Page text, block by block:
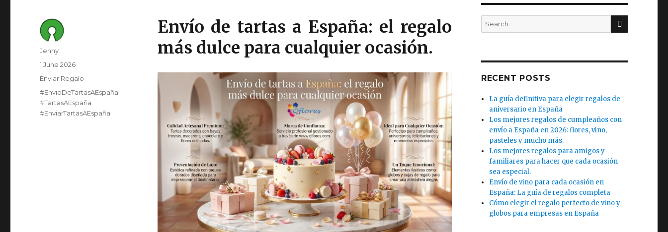
Envío de tartas a España: el regalo
más dulce para cualquier ocasión.
Author
Jenny
Posted
on
1 June 2026
Category
Enviar Regalo
Tags
#EnvioDeTartasAEspaña
#TartasAEspaña
#EnviarTartasAEspaña
Search
for:
SEARCH
RECENT POSTS
La guía definitiva para elegir regalos de
aniversario en España
Los mejores regalos de cumpleaños con
envío a España en 2026: flores, vino,
pasteles y mucho más.
Los mejores regalos para amigos y
familiares para hacer que cada ocasión
sea especial.
Envío de vino para cada ocasión en
España: La guía de regalos completa
Cómo elegir el regalo perfecto de vino y
globos para empresas en España